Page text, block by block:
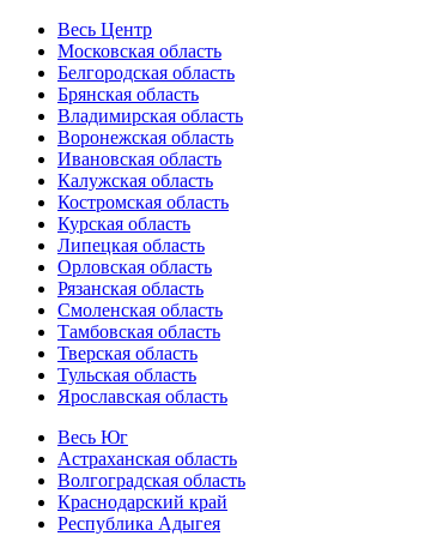
Весь Центр
Московская область
Белгородская область
Брянская область
Владимирская область
Воронежская область
Ивановская область
Калужская область
Костромская область
Курская область
Липецкая область
Орловская область
Рязанская область
Смоленская область
Тамбовская область
Тверская область
Тульская область
Ярославская область
Весь Юг
Астраханская область
Волгоградская область
Краснодарский край
Республика Адыгея